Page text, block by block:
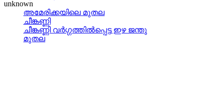
unknown
അമേരിക്കയിലെ മുതല
ചീങ്കണ്ണി
ചീങ്കണ്ണി വര്‍ഗ്ഗത്തില്‍പ്പെട്ട ഇഴ ജന്തു
മുതല